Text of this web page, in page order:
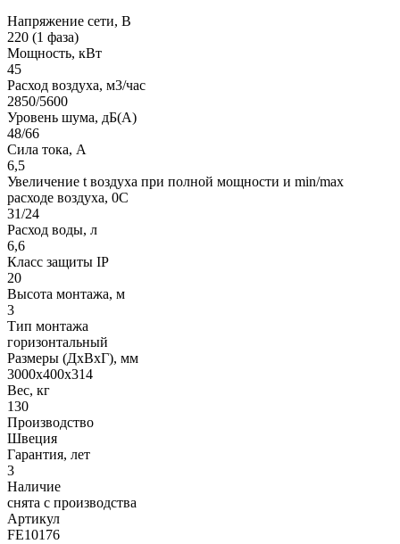
Напряжение сети, В
220 (1 фаза)
Мощность, кВт
45
Расход воздуха, м3/час
2850/5600
Уровень шума, дБ(A)
48/66
Сила тока, A
6,5
Увеличение t воздуха при полной мощности и min/max
расходе воздуха, 0C
31/24
Расход воды, л
6,6
Класс защиты IP
20
Высота монтажа, м
3
Тип монтажа
горизонтальный
Размеры (ДхВхГ), мм
3000x400x314
Вес, кг
130
Производство
Швеция
Гарантия, лет
3
Наличие
снята с производства
Артикул
FE10176